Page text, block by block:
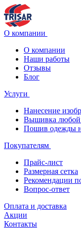
О компании
О компании
Наши работы
Отзывы
Блог
Услуги
Нанесение
Вышивка любой
Пошив одежды
Покупателям
Прайс-лист
Размерная сетка
Рекомендации
Вопрос-ответ
Оплата и доставка
Акции
Контакты